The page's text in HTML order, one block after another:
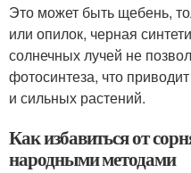
Это может быть щебень,
или опилок, черная
солнечных лучей не
фотосинтеза, что
и сильных растений.
Как избавиться от
народными методами